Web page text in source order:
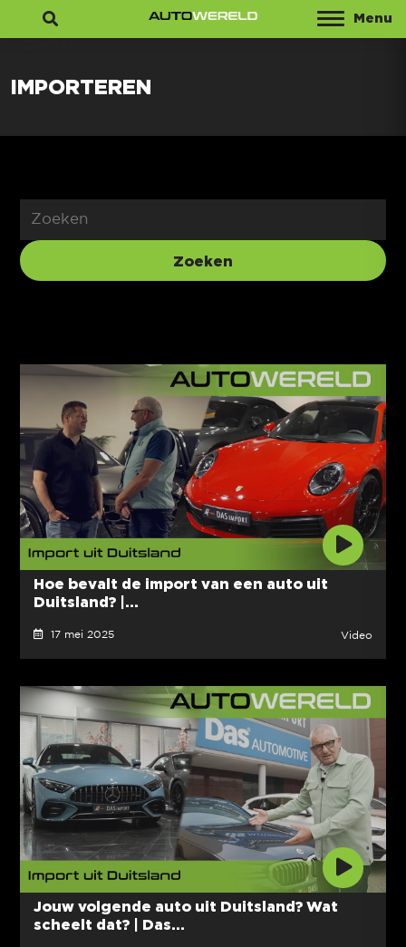
Menu
IMPORTEREN
Hoe bevalt de import van een auto uit
Duitsland? |...
17 mei 2025 Video
Jouw volgende auto uit Duitsland? Wat
scheelt dat? | Das...